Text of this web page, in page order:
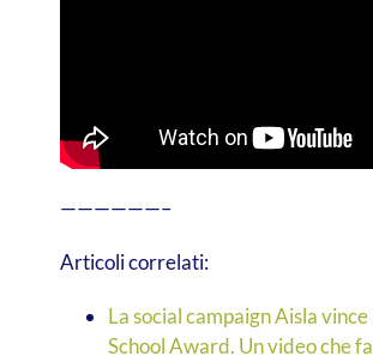
——————–
Articoli correlati:
La social campaign Aisla vince
School Award. Un video che